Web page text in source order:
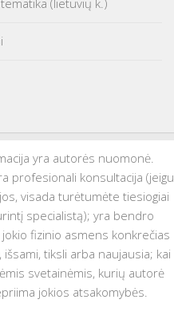
(lietuvių k.)
yra autorės nuomonė.
profesionali konsultacija (jeigu
visada turėtumėte tiesiogiai
specialistą); yra bendro
fizinio asmens konkrečias
tiksli arba naujausia; kai
svetainėmis, kurių autorė
jokios atsakomybės.